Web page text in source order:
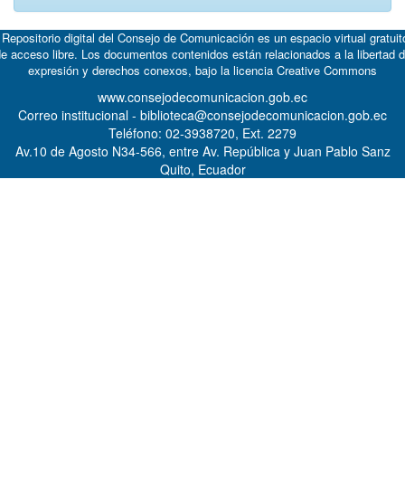
digital del Consejo de Comunicación es un espacio virtual
acceso libre. Los documentos contenidos están relacionados a la libertad
expresión y derechos conexos, bajo la licencia Creative Commons
www.consejodecomunicacion.gob.ec
Correo institucional - biblioteca@consejodecomunicacion.gob.ec
Teléfono: 02-3938720, Ext. 2279
Av.10 de Agosto N34-566, entre Av. República y Juan Pablo Sanz
Quito, Ecuador